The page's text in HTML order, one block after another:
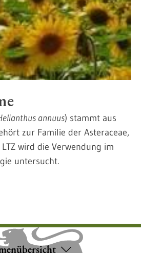
annuus) stammt aus
zur Familie der Asteraceae,
wird die Verwendung im
untersucht.